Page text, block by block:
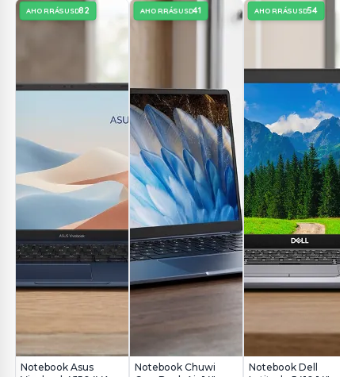
AHORRÁSUSD82
Notebook Asus
AHORRÁSUSD41
Notebook Chuwi
AHORRÁSUSD54
Notebook Dell